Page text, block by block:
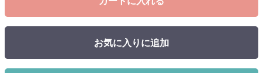
お気に入りに追加